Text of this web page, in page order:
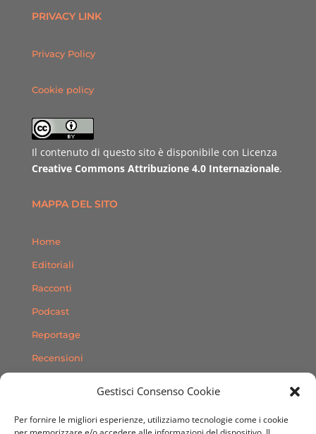
Gestisci Consenso Cookie
Per fornire le migliori esperienze, utilizziamo tecnologie come i cookie
PRIVACY LINK
Privacy Policy
Cookie policy
Il contenuto di questo sito è disponibile con Licenza
Creative Commons Attribuzione 4.0 Internazionale.
MAPPA DEL SITO
Home
Editoriali
Racconti
Podcast
Reportage
Recensioni
Contatti